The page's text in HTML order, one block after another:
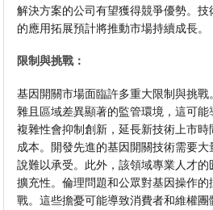
解決方案的公司有望獲得競爭優勢。
的應用拓展預計將推動市場持續成長。
限制與挑戰：
基因開關市場面臨許多重大限制與挑
雜且區域差異顯著的監管環境，這可
複雜性會抑制創新，延長新技術上市
成本。開發先進的基因開關技術需要
說難以承受。此外，該領域專業人才
擴充性。倫理問題和公眾對基因操作
戰。這些擔憂可能導致消費者和維權